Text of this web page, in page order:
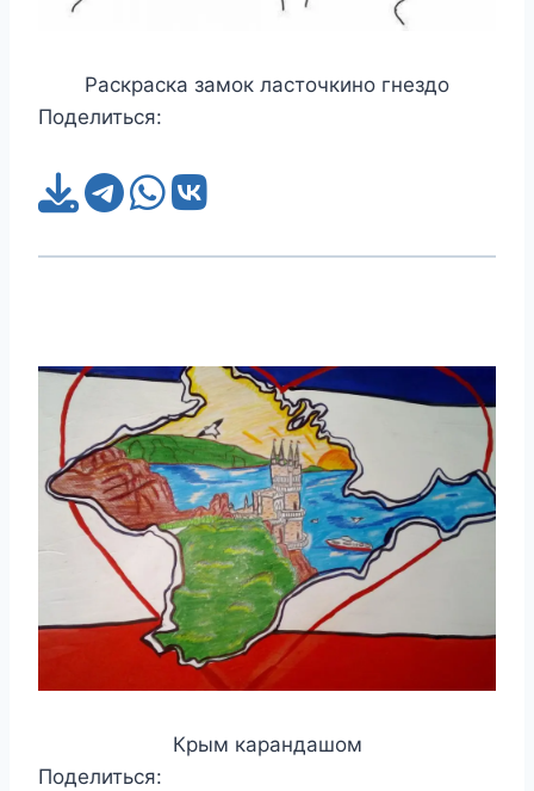
Раскраска замок ласточкино гнездо
Поделиться:
Крым карандашом
Поделиться: